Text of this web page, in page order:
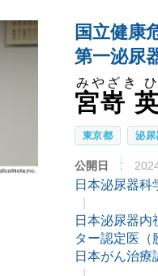
検査を調べる国立健康
第一泌尿
宮嵜
みやざき
東京都 泌尿
公開日
日本泌尿器科
日本泌尿器
ター認定医（
日本がん治療